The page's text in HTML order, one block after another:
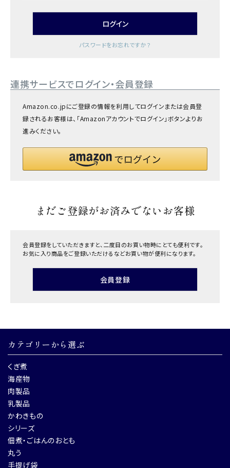
ログイン
パスワードをお忘れですか？
連携サービスでログイン・会員登録
Amazon.co.jpにご登録の情報を利用してログインまたは会員登
録されるお客様は、「Amazonアカウントでログイン」ボタンよりお
進みください。
まだご登録がお済みでないお客様
会員登録をしていただきますと、二度目のお買い物時にとても便利です。
お気に入り商品をご登録いただけるなどお買い物が便利になります。
会員登録
カテゴリーから選ぶ
くぎ煮
海産物
肉製品
乳製品
かわきもの
シリーズ
佃煮・ごはんのおとも
丸う
手提げ袋